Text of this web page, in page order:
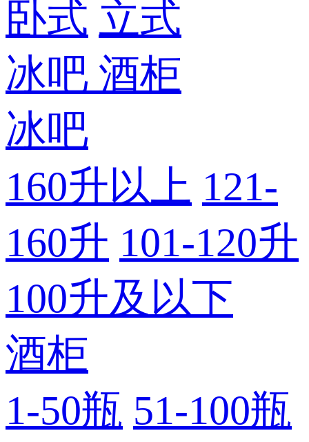
卧式 立式
冰吧 酒柜
冰吧
160升以上 121-
160升 101-120升
100升及以下
酒柜
1-50瓶 51-100瓶